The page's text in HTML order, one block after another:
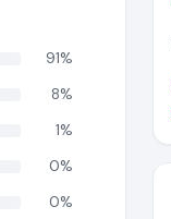
91%
8%
1%
0%
0%